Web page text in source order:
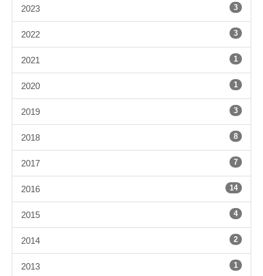
2023 3
2022 3
2021 1
2020 1
2019 3
2018 8
2017 7
2016 14
2015 4
2014 2
2013 1